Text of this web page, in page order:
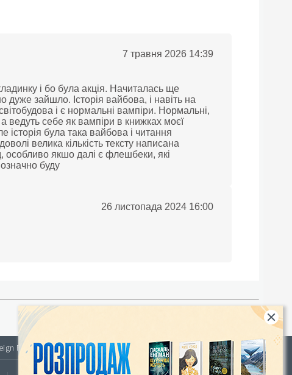
7 травня 2026 14:39
і бо була акція. Начиталась ще
дуже зайшло. Історія вайбова, і навіть на
і є нормальні вампіри. Нормальні,
ведуть себе як вампіри в книжках моєї
історія була така вайбова і читання
велика кількість тексту написана
особливо якшо далі є флешбеки, які
буду
26 листопада 2024 16:00
Rights |